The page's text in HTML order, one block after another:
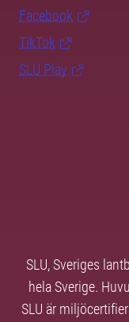
Facebook
TikTok
SLU Play
SLU, Sveriges
hela Sverige.
SLU är